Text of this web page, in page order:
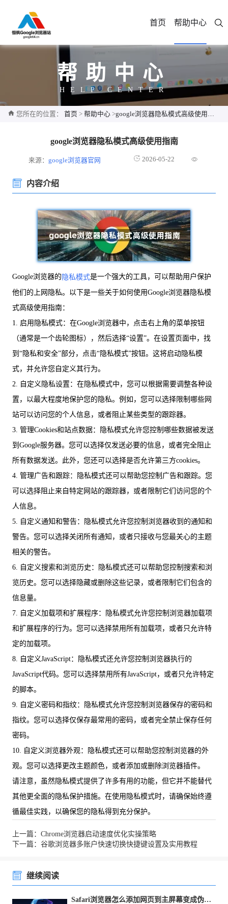
首页 帮助中心
帮助中心
HELP CENTER
您所在的位置： 首页 > 帮助中心 >google浏览器隐私模式高级使用指南
google浏览器隐私模式高级使用指南
来源：google浏览器官网 2026-05-22
内容介绍
Google浏览器的 隐私模式是一个强大的工具，可以帮助用户保护
他们的上网隐私。以下是一些关于如何使用Google浏览器隐私模
式高级使用指南：
1. 启用隐私模式：在Google浏览器中，点击右上角的菜单按钮
（通常是一个齿轮图标），然后选择“设置”。在设置页面中，找
到“隐私和安全”部分，点击“隐私模式”按钮。这将启动隐私模
式，并允许您自定义其行为。
2. 自定义隐私设置：在隐私模式中，您可以根据需要调整各种设
置，以最大程度地保护您的隐私。例如，您可以选择限制哪些网
站可以访问您的个人信息，或者阻止某些类型的跟踪器。
3. 管理Cookies和站点数据：隐私模式允许您控制哪些数据被发送
到Google服务器。您可以选择仅发送必要的信息，或者完全阻止
所有数据发送。此外，您还可以选择是否允许第三方cookies。
4. 管理广告和跟踪：隐私模式还可以帮助您控制广告和跟踪。您
可以选择阻止来自特定网站的跟踪器，或者限制它们访问您的个
人信息。
5. 自定义通知和警告：隐私模式允许您控制浏览器收到的通知和
警告。您可以选择关闭所有通知，或者只接收与您最关心的主题
相关的警告。
6. 自定义搜索和浏览历史：隐私模式还可以帮助您控制搜索和浏
览历史。您可以选择隐藏或删除这些记录，或者限制它们包含的
信息量。
7. 自定义加载项和扩展程序：隐私模式允许您控制浏览器加载项
和扩展程序的行为。您可以选择禁用所有加载项，或者只允许特
定的加载项。
8. 自定义JavaScript：隐私模式还允许您控制浏览器执行的
JavaScript代码。您可以选择禁用所有JavaScript，或者只允许特定
的脚本。
9. 自定义密码和指纹：隐私模式允许您控制浏览器保存的密码和
指纹。您可以选择仅保存最常用的密码，或者完全禁止保存任何
密码。
10. 自定义浏览器外观：隐私模式还可以帮助您控制浏览器的外
观。您可以选择更改主题颜色，或者添加或删除浏览器插件。
请注意，虽然隐私模式提供了许多有用的功能，但它并不能替代
其他更全面的隐私保护措施。在使用隐私模式时，请确保始终遵
循最佳实践，以确保您的隐私得到充分保护。
上一篇：Chrome浏览器启动速度优化实操策略
下一篇：谷歌浏览器多账户快速切换快捷键设置及实用教程
继续阅读
Safari浏览器怎么添加网页到主屏幕变成伪应用